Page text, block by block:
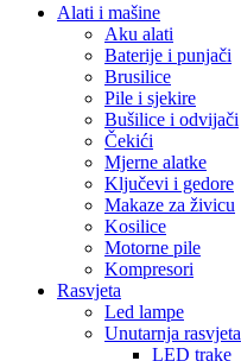
Alati i mašine
Aku alati
Baterije i punjači
Brusilice
Pile i sjekire
Bušilice i odvijači
Čekići
Mjerne alatke
Ključevi i gedore
Makaze za živicu
Kosilice
Motorne pile
Kompresori
Rasvjeta
Led lampe
Unutarnja rasvjeta
LED trake